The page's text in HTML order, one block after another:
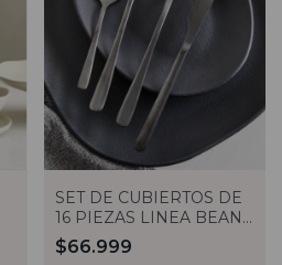
SET DE CUBIERTOS DE
16 PIEZAS LINEA BEAN
NEGRO OPACO
$66.999